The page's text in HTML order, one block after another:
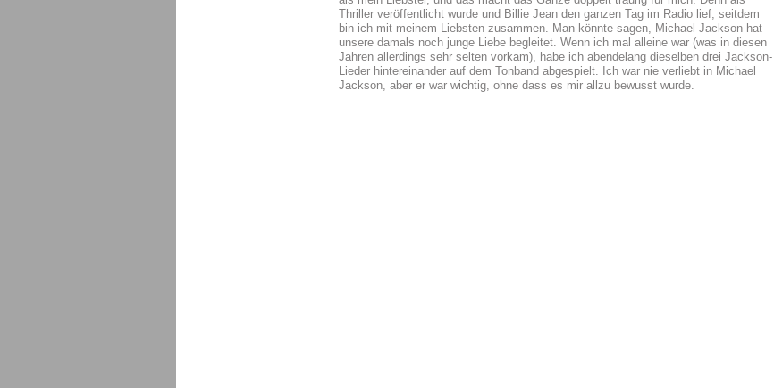
Thriller veröffentlicht wurde und Billie Jean den ganzen Tag im Radio lief, seitdem
bin ich mit meinem Liebsten zusammen. Man könnte sagen, Michael Jackson hat
unsere damals noch junge Liebe begleitet. Wenn ich mal alleine war (was in diesen
Jahren allerdings sehr selten vorkam), habe ich abendelang dieselben drei Jackson-
Lieder hintereinander auf dem Tonband abgespielt. Ich war nie verliebt in Michael
Jackson, aber er war wichtig, ohne dass es mir allzu bewusst wurde.